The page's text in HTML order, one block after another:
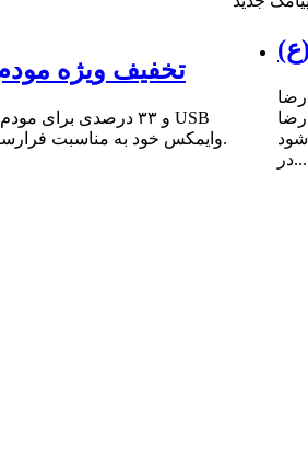
تخفیف ویژه
وایمکس خود به مناسبت فرارسیدن سالروز میلاد مبارک حضرت امام علی (ع) و روز پدر خبر داد.
رضا
در...